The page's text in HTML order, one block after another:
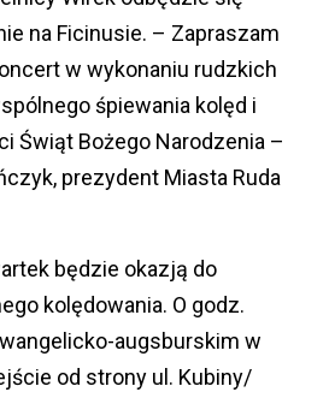
na Ficinusie. – Zapraszam
w wykonaniu rudzkich
śpiewania kolęd i
Świąt Bożego Narodzenia –
prezydent Miasta Ruda
będzie okazją do
kolędowania. O godz.
augsburskim w
od strony ul. Kubiny/